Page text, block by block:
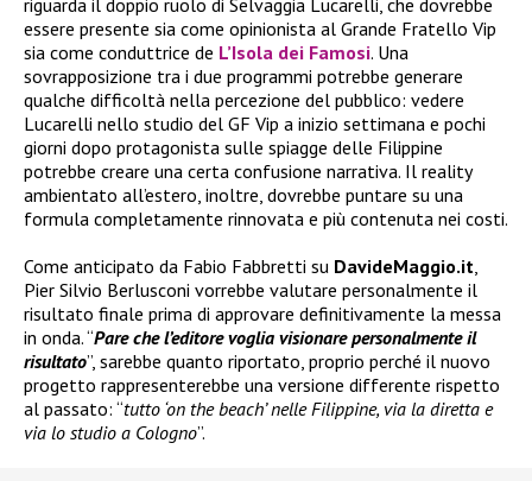
riguarda il doppio ruolo di Selvaggia Lucarelli, che dovrebbe
essere presente sia come opinionista al Grande Fratello Vip
sia come conduttrice de L’Isola dei Famosi. Una
sovrapposizione tra i due programmi potrebbe generare
qualche difficoltà nella percezione del pubblico: vedere
Lucarelli nello studio del GF Vip a inizio settimana e pochi
giorni dopo protagonista sulle spiagge delle Filippine
potrebbe creare una certa confusione narrativa. Il reality
ambientato all’estero, inoltre, dovrebbe puntare su una
formula completamente rinnovata e più contenuta nei costi.
Come anticipato da Fabio Fabbretti su DavideMaggio.it,
Pier Silvio Berlusconi vorrebbe valutare personalmente il
risultato finale prima di approvare definitivamente la messa
in onda. “Pare che l’editore voglia visionare personalmente il
risultato”, sarebbe quanto riportato, proprio perché il nuovo
progetto rappresenterebbe una versione differente rispetto
al passato: “tutto ‘on the beach’ nelle Filippine, via la diretta e
via lo studio a Cologno”.